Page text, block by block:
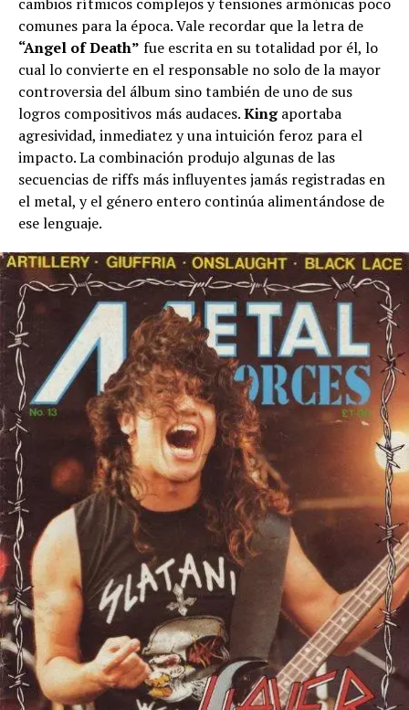
comunes para la época. Vale recordar que la letra de
“Angel of Death” fue escrita en su totalidad por él, lo
cual lo convierte en el responsable no solo de la mayor
controversia del álbum sino también de uno de sus
logros compositivos más audaces.Kingaportaba
agresividad, inmediatez y una intuición feroz para el
impacto. La combinación produjo algunas de las
secuencias de riffs más influyentes jamás registradas en
el metal, y el género entero continúa alimentándose de
ese lenguaje.